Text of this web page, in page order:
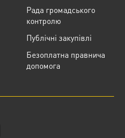
Рада громадського
контролю
Публічні закупівлі
Безоплатна правнича
допомога